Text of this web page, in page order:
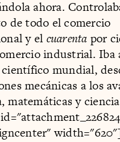
ahora.
de todo el comercio
y el cuarenta por
industrial. Iba
mundial,
mecánicas a los
matemáticas y